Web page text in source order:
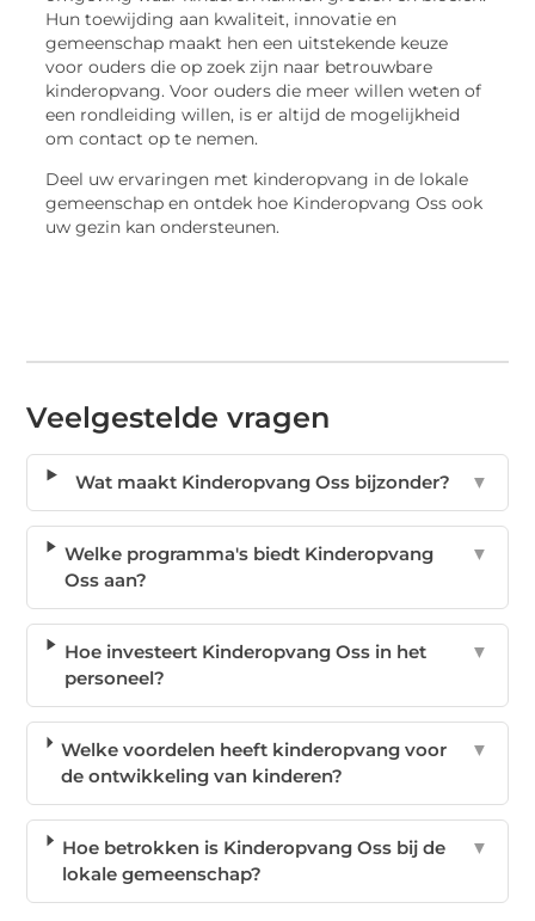
Hun toewijding aan kwaliteit, innovatie en
gemeenschap maakt hen een uitstekende keuze
voor ouders die op zoek zijn naar betrouwbare
kinderopvang. Voor ouders die meer willen weten of
een rondleiding willen, is er altijd de mogelijkheid
om contact op te nemen.
Deel uw ervaringen met kinderopvang in de lokale
gemeenschap en ontdek hoe Kinderopvang Oss ook
uw gezin kan ondersteunen.
Veelgestelde vragen
Wat maakt Kinderopvang Oss bijzonder? ▼
Welke programma's biedt Kinderopvang
Oss aan?
▼
Hoe investeert Kinderopvang Oss in het
personeel?
▼
Welke voordelen heeft kinderopvang voor
de ontwikkeling van kinderen?
▼
Hoe betrokken is Kinderopvang Oss bij de
lokale gemeenschap?
▼